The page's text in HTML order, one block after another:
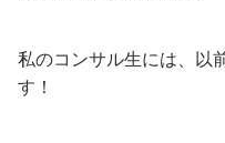
私のコンサル生には、以
す！